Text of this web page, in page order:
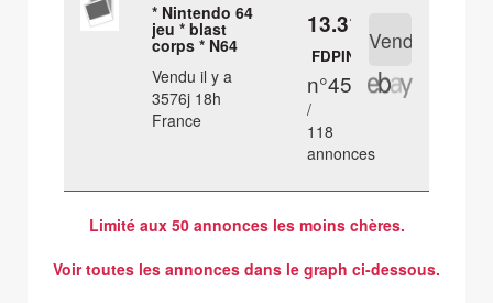
* Nintendo 64
jeu * blast
corps * N64
Vendu il y a
3576j 18h
France
13.31 €
FDPIN
n°45
/
118
annonces
Limité aux 50 annonces les moins chères.
Voir toutes les annonces dans le graph ci-dessous.